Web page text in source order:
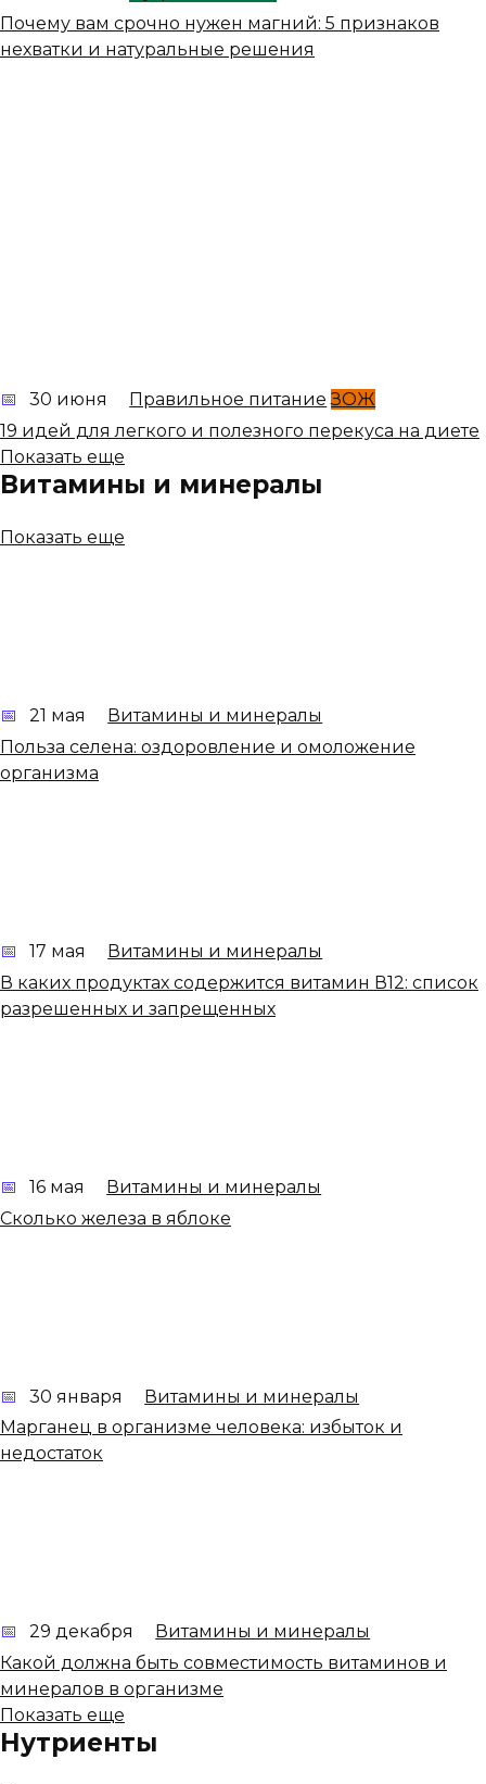
Почему вам срочно нужен магний: 5 признаков
нехватки и натуральные решения
30 июня Правильное питание ЗОЖ
19 идей для легкого и полезного перекуса на диете
Показать еще
Витамины и минералы
Показать еще
21 мая
Витамины и минералы
Польза селена: оздоровление и омоложение
организма
17 мая
Витамины и минералы
В каких продуктах содержится витамин В12: список
разрешенных и запрещенных
16 мая
Витамины и минералы
Сколько железа в яблоке
30 января
Витамины и минералы
Марганец в организме человека: избыток и
недостаток
29 декабря
Витамины и минералы
Какой должна быть совместимость витаминов и
минералов в организме
Показать еще
Нутриенты